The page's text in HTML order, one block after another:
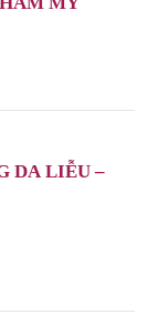
DA LIỄU –